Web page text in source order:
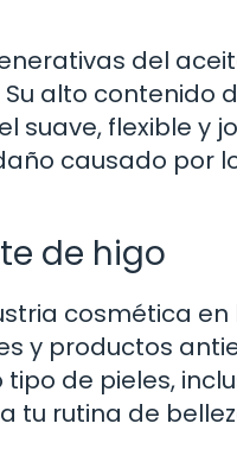
del
alto contenido
suave, flexible y
causado por
de higo
cosmética
y productos
de pieles,
tu rutina de